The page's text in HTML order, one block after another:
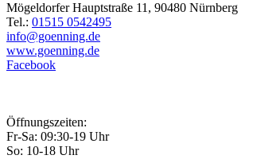
Mögeldorfer Hauptstraße 11, 90480 Nürnberg
Tel.: 01515 0542495
info@goenning.de
www.goenning.de
Facebook
Öffnungszeiten:
Fr-Sa: 09:30-19 Uhr
So: 10-18 Uhr